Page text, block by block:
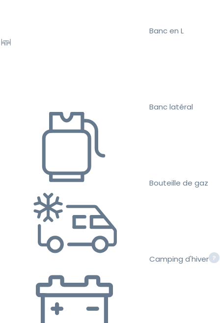
Banc en L
Banc latéral
Bouteille de gaz
Camping d'hiver